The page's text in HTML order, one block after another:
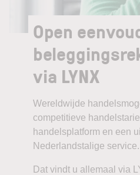
Open
via LYNX
Wereldwijde
competitieve
handelsplatform en een
Nederlandstalige service.
Dat vindt u allemaal via